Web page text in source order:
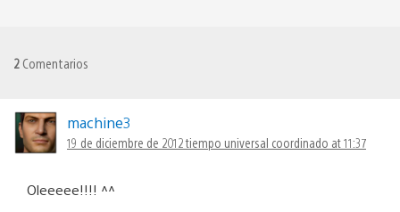
2 Comentarios
machine3
19 de diciembre de 2012 tiempo universal coordinado at 11:37
Oleeeee!!!! ^^